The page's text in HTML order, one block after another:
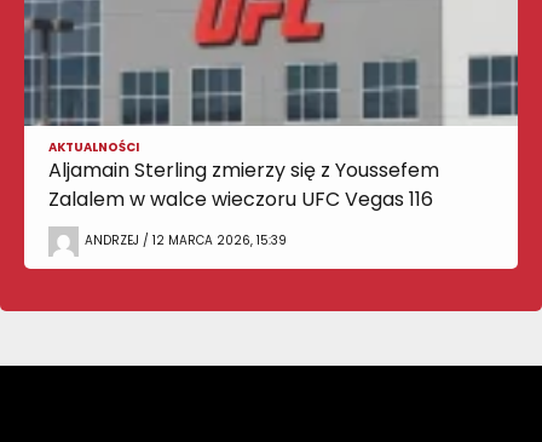
AKTUALNOŚCI
Aljamain Sterling zmierzy się z Youssefem
Zalalem w walce wieczoru UFC Vegas 116
ANDRZEJ / 12 MARCA 2026, 15:39